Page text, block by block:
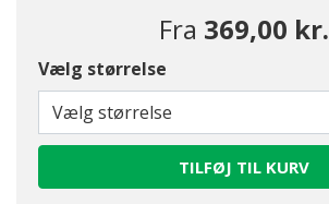
Fra 369,00 kr.
Vælg størrelse
Vælg størrelse
TILFØJ TIL KURV